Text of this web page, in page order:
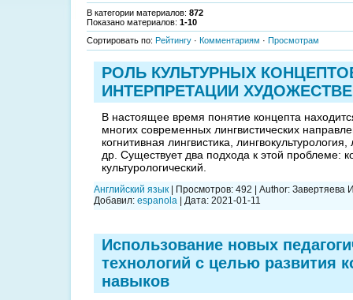
В категории материалов: 872
Показано материалов: 1-10
Сортировать по: Рейтингу · Комментариям · Просмотрам
РОЛЬ КУЛЬТУРНЫХ
ИНТЕРПРЕТАЦИИ
В настоящее время понятие концепта
многих современных лингвистических
когнитивная лингвистика,
др. Существует два подхода к этой проблеме:
культурологический.
Английский язык Просмотров: 492 Author: Завертяева
Добавил: espanola Дата: 2021-01-11
Использование новых
технологий с целью развития
навыков